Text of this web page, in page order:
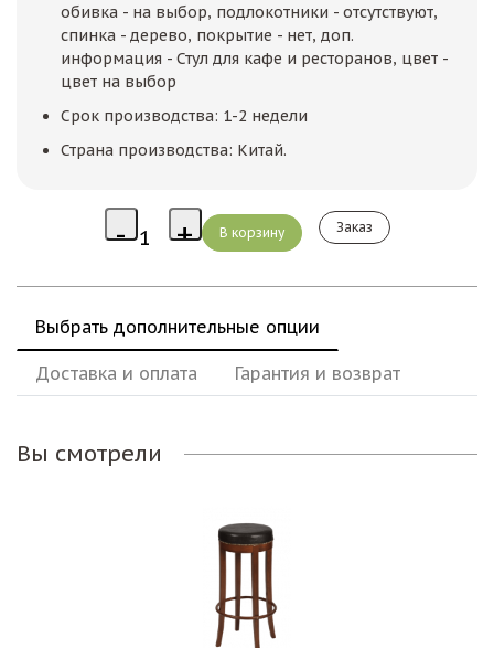
обивка - на выбор, подлокотники - отсутствуют,
спинка - дерево, покрытие - нет, доп.
информация - Стул для кафе и ресторанов, цвет -
цвет на выбор
Срок производства: 1-2 недели
Страна производства: Китай.
Заказ
Выбрать дополнительные опции
Доставка и оплата Гарантия и возврат
Вы смотрели